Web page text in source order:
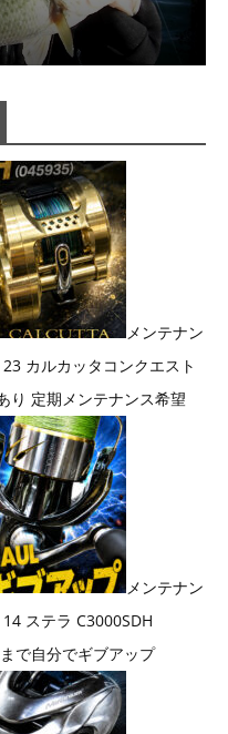
メンテナン
カルカッタコンクエスト
り 定期メンテナンス希望
メンテナン
ステラ C3000SDH
で自分でギブアップ